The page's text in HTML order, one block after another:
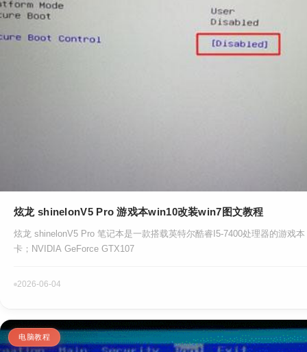
炫龙 shinelonV5 Pro 游戏本win10改装win7图文教程
炫龙 shinelonV5 Pro 笔记本是一款搭载英特尔酷睿I5-7400处理器的游戏
卡；NVIDIA GeForce GTX107
2026-06-04
电脑教程